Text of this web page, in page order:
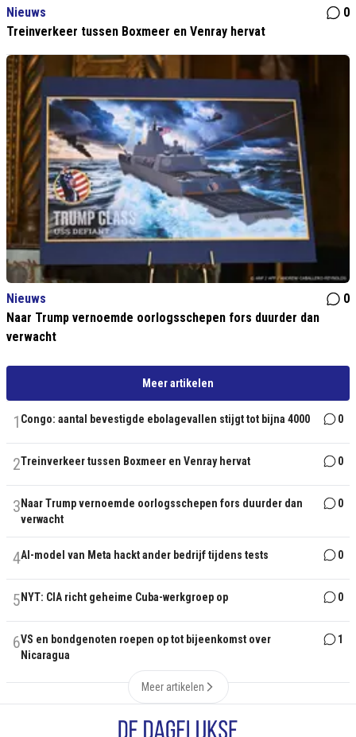
Nieuws
0
Treinverkeer tussen Boxmeer en Venray hervat
Nieuws
0
Naar Trump vernoemde oorlogsschepen fors duurder dan
verwacht
Meer artikelen
1 Congo: aantal bevestigde ebolagevallen stijgt tot bijna 4000 0
2Treinverkeer tussen Boxmeer en Venray hervat 0
3 Naar Trump vernoemde oorlogsschepen fors duurder dan
verwacht
0
4AI-model van Meta hackt ander bedrijf tijdens tests 0
5 NYT: CIA richt geheime Cuba-werkgroep op 0
6VS en bondgenoten roepen op tot bijeenkomst over
Nicaragua
1
Meer artikelen